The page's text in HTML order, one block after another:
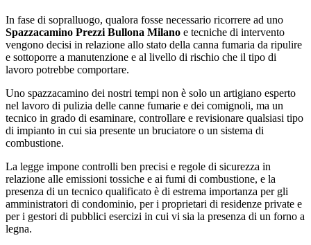
In fase di sopralluogo, qualora fosse necessario ricorrere ad uno
Spazzacamino Prezzi Bullona Milano e tecniche di intervento
vengono decisi in relazione allo stato della canna fumaria da ripulire
e sottoporre a manutenzione e al livello di rischio che il tipo di
lavoro potrebbe comportare.
Uno spazzacamino dei nostri tempi non è solo un artigiano esperto
nel lavoro di pulizia delle canne fumarie e dei comignoli, ma un
tecnico in grado di esaminare, controllare e revisionare qualsiasi tipo
di impianto in cui sia presente un bruciatore o un sistema di
combustione.
La legge impone controlli ben precisi e regole di sicurezza in
relazione alle emissioni tossiche e ai fumi di combustione, e la
presenza di un tecnico qualificato è di estrema importanza per gli
amministratori di condominio, per i proprietari di residenze private e
per i gestori di pubblici esercizi in cui vi sia la presenza di un forno a
legna.